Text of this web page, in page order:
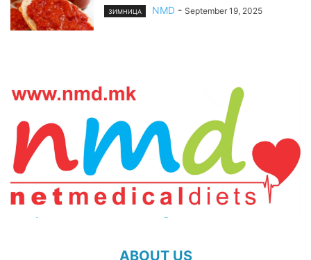
ЗИМНИЦА NMD - September 19, 2025
ABOUT US